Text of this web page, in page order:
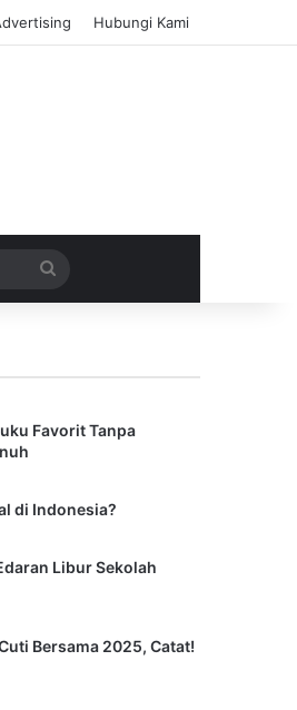
Hubungi Kami
for
Favorit Tanpa
di Indonesia?
Libur Sekolah
Bersama 2025, Catat!